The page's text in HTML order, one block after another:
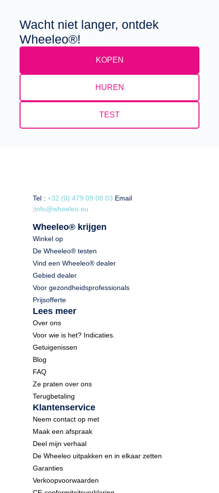
Wacht niet langer, ontdek
Wheeleo®!
KOPEN
HUREN
TEST
Tel :+32 (0) 479 09 08 03 Email
:info@wheeleo.eu
Wheeleo® krijgen
Winkel op
De Wheeleo® testen
Vind een Wheeleo® dealer
Gebied dealer
Voor gezondheidsprofessionals
Prijsofferte
Lees meer
Over ons
Voor wie is het? Indicaties.
Getuigenissen
Blog
FAQ
Ze praten over ons
Terugbetaling
Klantenservice
Neem contact op met
Maak een afspraak
Deel mijn verhaal
De Wheeleo uitpakken en in elkaar zetten
Garanties
Verkoopvoorwaarden